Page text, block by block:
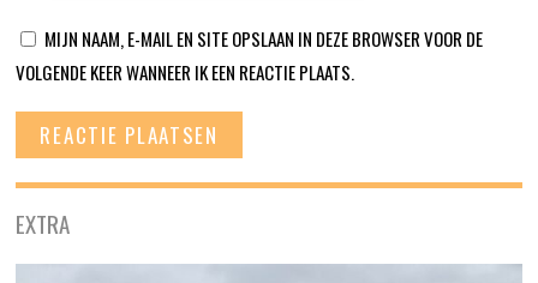
MIJN NAAM, E-MAIL EN SITE OPSLAAN IN DEZE BROWSER VOOR DE
VOLGENDE KEER WANNEER IK EEN REACTIE PLAATS.
EXTRA